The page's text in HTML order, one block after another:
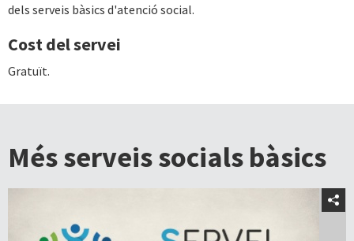
dels serveis bàsics d'atenció social.
Cost del servei
Gratuït.
Més serveis socials bàsics